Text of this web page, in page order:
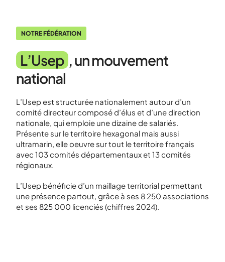
NOTRE FÉDÉRATION
L’Usep , un mouvement
national
L’Usep est structurée nationalement autour d’un
comité directeur composé d’élus et d’une direction
nationale, qui emploie une dizaine de salariés.
Présente sur le territoire hexagonal mais aussi
ultramarin, elle oeuvre sur tout le territoire français
avec 103 comités départementaux et 13 comités
régionaux.
L’Usep bénéficie d’un maillage territorial permettant
une présence partout, grâce à ses 8 250 associations
et ses 825 000 licenciés (chiffres 2024).